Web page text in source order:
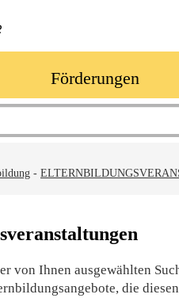
Förderungen
-
von Ihnen ausgewählten
die